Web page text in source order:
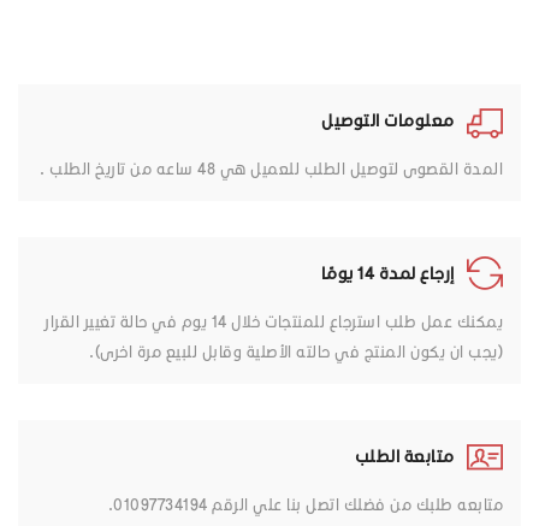
معلومات التوصيل
المدة القصوى لتوصيل الطلب للعميل هي 48 ساعه من تاريخ الطلب .
إرجاع لمدة 14 يومًا
يمكنك عمل طلب استرجاع للمنتجات خلال 14 يوم في حالة تغيير القرار
(يجب ان يكون المنتج في حالته الأصلية وقابل للبيع مرة اخرى).
متابعة الطلب
متابعه طلبك من فضلك اتصل بنا علي الرقم 01097734194.